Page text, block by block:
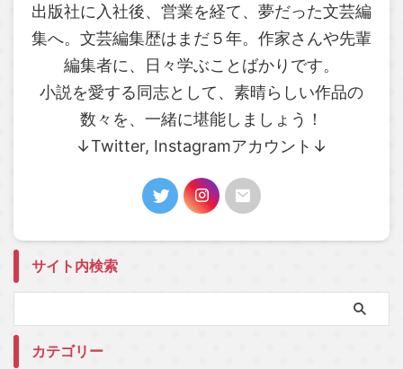
出版社に入社後、営業を経て、夢だった文芸編
集へ。文芸編集歴はまだ５年。作家さんや先輩
編集者に、日々学ぶことばかりです。
小説を愛する同志として、素晴らしい作品の
数々を、一緒に堪能しましょう！
↓Twitter, Instagramアカウント↓
サイト内検索
カテゴリー